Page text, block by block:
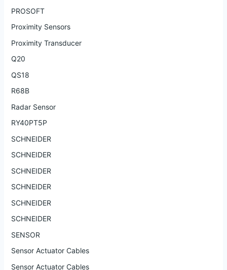
PROSOFT
Proximity Sensors
Proximity Transducer
Q20
QS18
R68B
Radar Sensor
RY40PT5P
SCHNEIDER
SCHNEIDER
SCHNEIDER
SCHNEIDER
SCHNEIDER
SCHNEIDER
SENSOR
Sensor Actuator Cables
Sensor Actuator Cables